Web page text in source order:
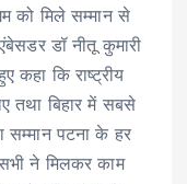
को मिले सम्मान से
डॉ नीतू कुमारी
कहा कि राष्ट्रीय
तथा बिहार में सबसे
सम्मान पटना के हर
ने मिलकर काम